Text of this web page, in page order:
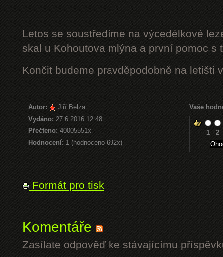
Letos se soustředíme na výcedélkové
skal u Kohoutova mlýna a první pomoc s
Končit budeme pravděpodobně na letišti
Autor:
Jiří Belza
Vydáno: 27.6.2016 12:48
Přečteno:40005551x
Hodnocení: 1 (hodnoceno 692x)
Vaše
1 2
Formát pro tisk
Komentáře
Zasílate odpověď ke stávajícímu